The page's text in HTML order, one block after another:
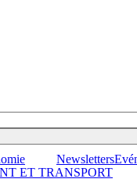
Newsletters
ET TRANSPORT